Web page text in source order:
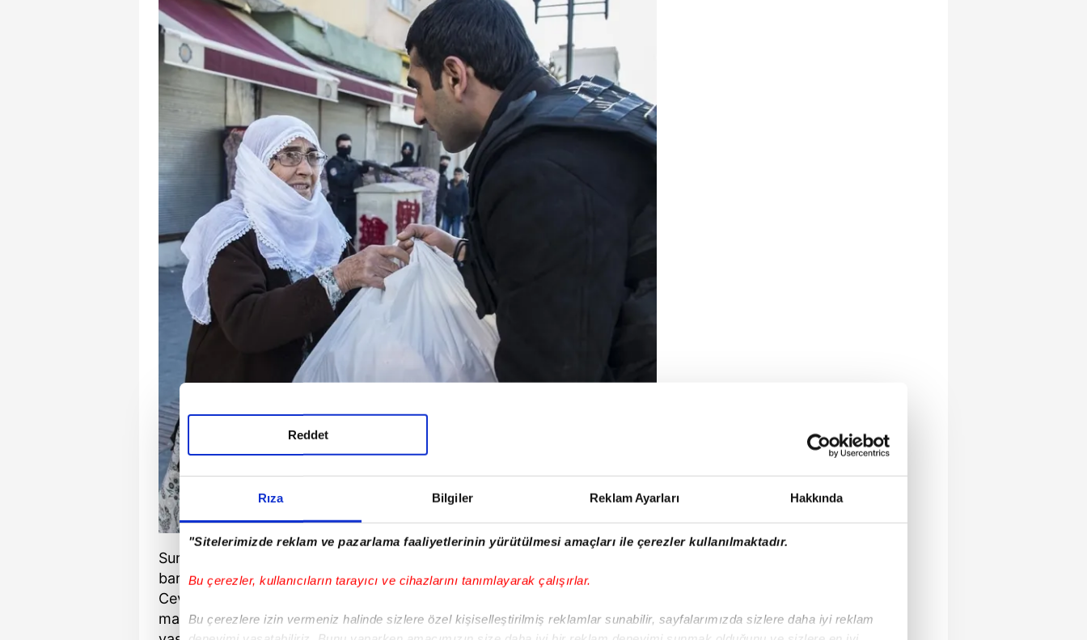
Rıza Bilgiler Reklam Ayarları Hakkında
"Sitelerimizde reklam ve pazarlama faaliyetlerinin yürütülmesi amaçları ile çerezler kullanılmaktadır.
Bu çerezler, kullanıcıların tarayıcı ve cihazlarını tanımlayarak çalışırlar.
Bu çerezlere izin vermeniz halinde sizlere özel kişiselleştirilmiş reklamlar sunabilir, sayfalarımızda sizlere daha iyi reklam
Reddet
Sur Kaymakamlığı tarafından ilçeden teröristlerin temizlenmesi, kurulan
barikatların kaldırılması, kazılan hendeklerin doldurulması amacıyla
Cevatpaşa, Fatihpaşa, Dabanoğlu, Hasırlı, Cemal Yılmaz ve Savaş
mahalleleri ile Gazi Caddesi'nde önceki gün ilan edilen sokağa çıkma